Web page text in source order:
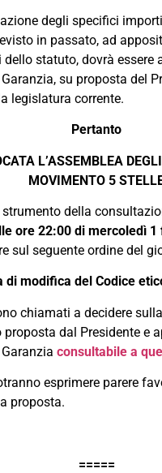
degli specifici
in passato, ad
dello statuto, dovrà essere
su proposta del
legislatura corrente.
Pertanto
L’ASSEMBLEA
MOVIMENTO 5
della
ore 22:00 di mercoledì 1
sul seguente ordine del
di modifica del Codice
chiamati a decidere
proposta dal Presidente e
consultabile a
esprimere parere
proposta.
=====